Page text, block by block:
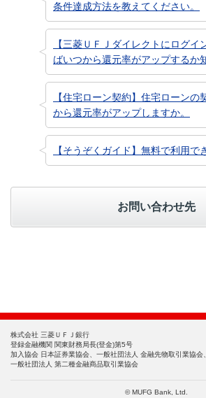
条件達成方法を教えてください。
【三菱ＵＦＪダイレクトにログイ
ばいつから還元率がアップするか
【住宅ローン契約】住宅ローンの
から還元率がアップしますか。
【そうぞくガイド】無料で利用で
お問い合わせ先
株式会社 三菱ＵＦＪ銀行
登録金融機関 関東財務局長(登金)第5号
加入協会 日本証券業協会、一般社団法人 金融先物取引業協会、
一般社団法人 第二種金融商品取引業協会
© MUFG Bank, Ltd.